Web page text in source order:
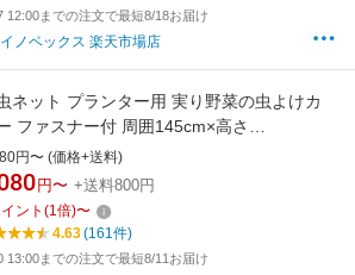
12:00までの注文で最短8/18お届け
イノベックス 楽天市場店
ネット プランター用 実り野菜の虫よけカ
ファスナー付 周囲145cm×高さ
205cm×175cm(網目約1mm目) 白メッシ
糸入り 透光率90％ 虫よけネット ミニトマ
モン ブルーベリー きゅうり 枝豆 トマト
ラ
円〜 (価格+送料)
円〜 +送料800円
ント (1倍)〜
4.63(161件)
13:00までの注文で最短8/11お届け